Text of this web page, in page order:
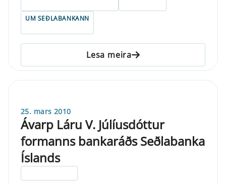
UM SEÐLABANKANN
Lesa meira
25. mars 2010
Ávarp Láru V. Júlíusdóttur
formanns bankaráðs Seðlabanka
Íslands